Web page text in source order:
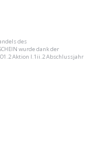
des
wurde dank der
Aktion I.1ii.2 Abschlussjahr